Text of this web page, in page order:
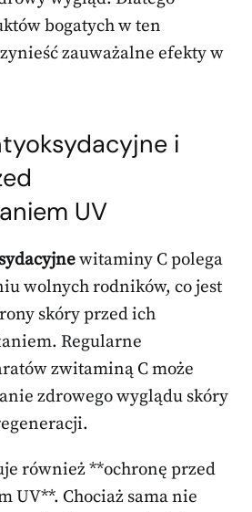
bogatych w ten
zauważalne efekty w
i
UV
witaminy C polega
wolnych rodników, co jest
skóry przed ich
Regularne
zwitaminą C może
zdrowego wyglądu skóry
również **ochronę przed
UV**. Chociaż sama nie